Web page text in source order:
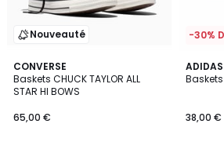
Nouveauté
CONVERSE
Baskets CHUCK TAYLOR ALL
STAR HI BOWS
65,00 €
-30%
38,00 €
4,9
/ 5
2